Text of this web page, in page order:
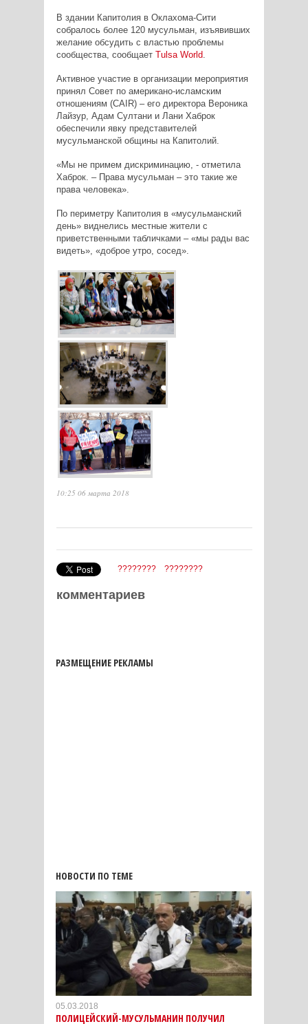
В здании Капитолия в Оклахома-Сити
собралось более 120 мусульман, изъявивших
желание обсудить с властью проблемы
сообщества, сообщает Tulsa World.
Активное участие в организации мероприятия
принял Совет по американо-исламским
отношениям (CAIR) – его директора Вероника
Лайзур, Адам Султани и Лани Хаброк
обеспечили явку представителей
мусульманской общины на Капитолий.
«Мы не примем дискриминацию, - отметила
Хаброк. – Права мусульман – это такие же
права человека».
По периметру Капитолия в «мусульманский
день» виднелись местные жители с
приветственными табличками – «мы рады вас
видеть», «доброе утро, сосед».
10:25 06 марта 2018
???????? ????????
комментариев
РАЗМЕЩЕНИЕ РЕКЛАМЫ
НОВОСТИ ПО ТЕМЕ
05.03.2018
ПОЛИЦЕЙСКИЙ-МУСУЛЬМАНИН ПОЛУЧИЛ